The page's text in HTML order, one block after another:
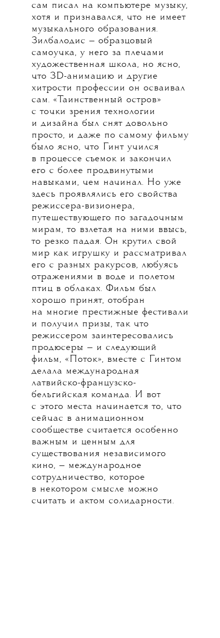
сам писал на компьютере музыку,
хотя и признавался, что не имеет
музыкального образования.
Зилбалодис — образцовый
самоучка, у него за плечами
художественная школа, но ясно,
что 3D-анимацию и другие
хитрости профессии он осваивал
сам. «Таинственный остров»
с точки зрения технологии
и дизайна был снят довольно
просто, и даже по самому фильму
было ясно, что Гинт учился
в процессе съемок и закончил
его с более продвинутыми
навыками, чем начинал. Но уже
здесь проявлялись его свойства
режиссера-визионера,
путешествующего по загадочным
мирам, то взлетая на ними ввысь,
то резко падая. Он крутил свой
мир как игрушку и рассматривал
его с разных ракурсов, любуясь
отражениями в воде и полетом
птиц в облаках. Фильм был
хорошо принят, отобран
на многие престижные фестивали
и получил призы, так что
режиссером заинтересовались
продюсеры — и следующий
фильм, «Поток», вместе с Гинтом
делала международная
латвийско-французско-
бельгийская команда. И вот
с этого места начинается то, что
сейчас в анимационном
сообществе считается особенно
важным и ценным для
существования независимого
кино, — международное
сотрудничество, которое
в некотором смысле можно
считать и актом солидарности.